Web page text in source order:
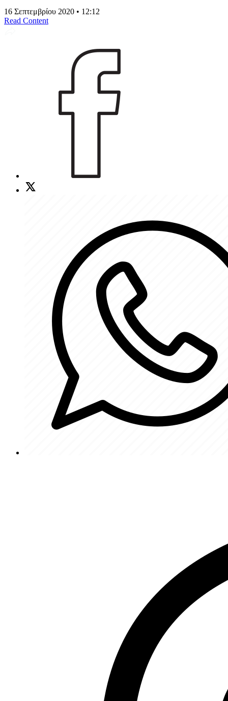
16 Σεπτεμβρίου 2020 • 12:12
Read Content